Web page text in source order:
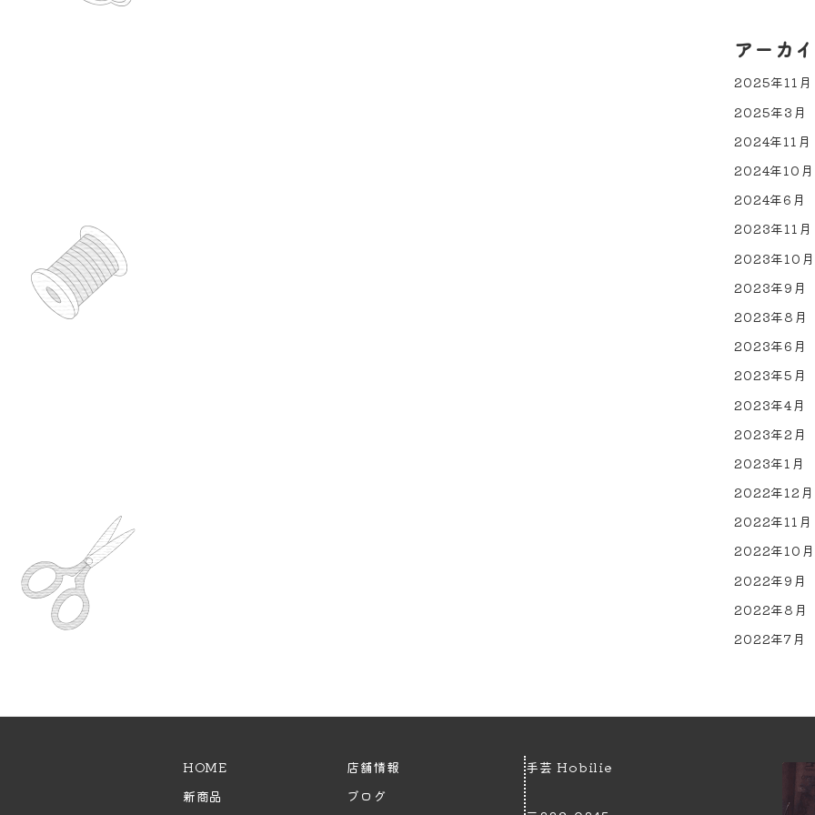
アーカ
2025年11月
2025年3月
2024年11月
2024年10月
2024年6月
2023年11月
2023年10月
2023年9月
2023年8月
2023年6月
2023年5月
2023年4月
2023年2月
2023年1月
2022年12月
2022年11月
2022年10月
2022年9月
2022年8月
2022年7月
HOME
新商品
店舗情報
ブログ
手芸 Hobilie